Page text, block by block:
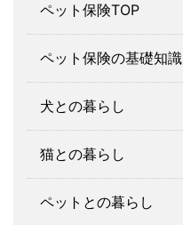
ペット保険TOP
ペット保険の基礎知識
犬との暮らし
猫との暮らし
ペットとの暮らし